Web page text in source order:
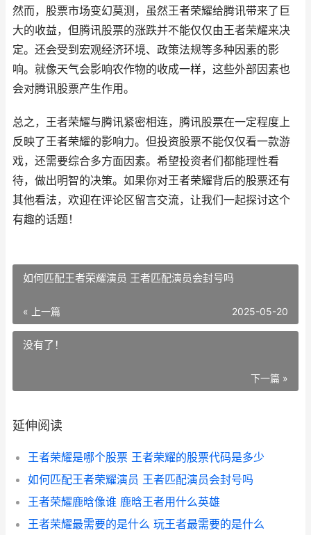
然而，股票市场变幻莫测，虽然王者荣耀给腾讯带来了巨
大的收益，但腾讯股票的涨跌并不能仅仅由王者荣耀来决
定。还会受到宏观经济环境、政策法规等多种因素的影
响。就像天气会影响农作物的收成一样，这些外部因素也
会对腾讯股票产生作用。
总之，王者荣耀与腾讯紧密相连，腾讯股票在一定程度上
反映了王者荣耀的影响力。但投资股票不能仅仅看一款游
戏，还需要综合多方面因素。希望投资者们都能理性看
待，做出明智的决策。如果你对王者荣耀背后的股票还有
其他看法，欢迎在评论区留言交流，让我们一起探讨这个
有趣的话题！
如何匹配王者荣耀演员 王者匹配演员会封号吗
« 上一篇 2025-05-20
没有了！
下一篇 »
延伸阅读
王者荣耀是哪个股票 王者荣耀的股票代码是多少
如何匹配王者荣耀演员 王者匹配演员会封号吗
王者荣耀鹿晗像谁 鹿晗王者用什么英雄
王者荣耀最需要的是什么 玩王者最需要的是什么